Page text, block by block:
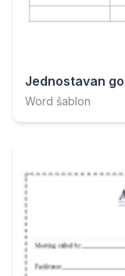
Jednostavan
Word šablon